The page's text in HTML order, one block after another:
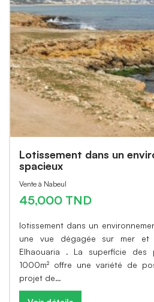
Lotissement dans un
spacieux
Vente à Nabeul
45,000 TND
lotissement dans un
une vue dégagée sur mer
Elhaouaria . La superficie des
1000m² offre une variété de
projet de…